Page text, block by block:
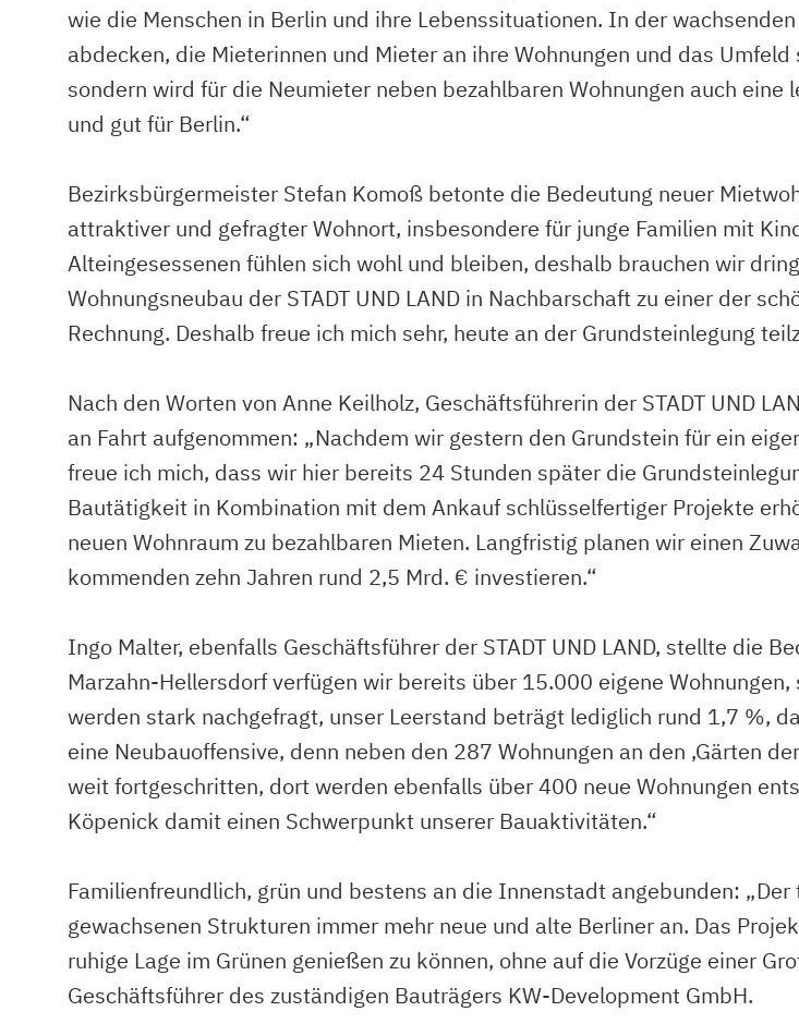
wie die Menschen in Berlin und ihre Lebenssituationen. In der
abdecken, die Mieterinnen und Mieter an ihre Wohnungen und das
sondern wird für die Neumieter neben bezahlbaren Wohnungen auch
und gut für Berlin.“
Bezirksbürgermeister Stefan Komoß betonte die Bedeutung neuer
attraktiver und gefragter Wohnort, insbesondere für junge Familien mit
Alteingesessenen fühlen sich wohl und bleiben, deshalb brauchen wir
Wohnungsneubau der STADT UND LAND in Nachbarschaft zu einer der
Rechnung. Deshalb freue ich mich sehr, heute an der Grundsteinlegung
Nach den Worten von Anne Keilholz, Geschäftsführerin der STADT UND
an Fahrt aufgenommen: „Nachdem wir gestern den Grundstein für ein
freue ich mich, dass wir hier bereits 24 Stunden später die
Bautätigkeit in Kombination mit dem Ankauf schlüsselfertiger Projekte
neuen Wohnraum zu bezahlbaren Mieten. Langfristig planen wir einen
kommenden zehn Jahren rund 2,5 Mrd. € investieren.“
Ingo Malter, ebenfalls Geschäftsführer der STADT UND LAND, stellte die
Marzahn-Hellersdorf verfügen wir bereits über 15.000 eigene
werden stark nachgefragt, unser Leerstand beträgt lediglich rund 1,7 %,
eine Neubauoffensive, denn neben den 287 Wohnungen an den ‚Gärten
weit fortgeschritten, dort werden ebenfalls über 400 neue Wohnungen
Köpenick damit einen Schwerpunkt unserer Bauaktivitäten.“
Familienfreundlich, grün und bestens an die Innenstadt angebunden:
gewachsenen Strukturen immer mehr neue und alte Berliner an. Das
ruhige Lage im Grünen genießen zu können, ohne auf die Vorzüge einer
Geschäftsführer des zuständigen Bauträgers KW-Development GmbH.